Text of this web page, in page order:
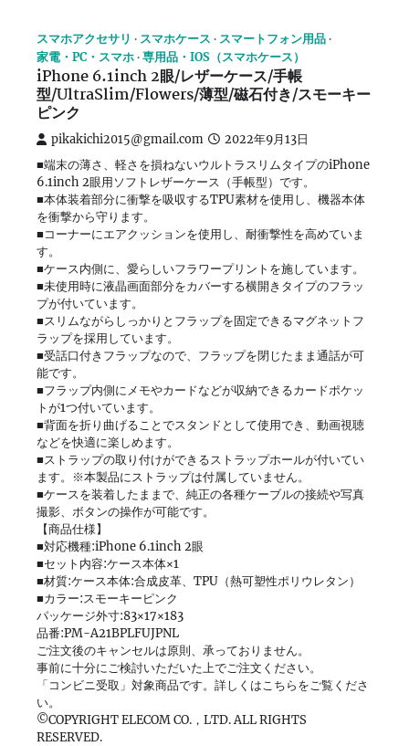
スマホアクセサリ スマホケース
スマートフォン用品
家電・PC・スマホ 専用品・IOS（スマホケース）
iPhone 6.1inch 2眼/レザーケース/手帳
型/UltraSlim/Flowers/薄型/磁石付き/スモーキー
ピンク
pikakichi2015@gmail.com 2022年9月13日
■端末の薄さ、軽さを損ねないウルトラスリムタイプのiPhone
6.1inch 2眼用ソフトレザーケース（手帳型）です。
■本体装着部分に衝撃を吸収するTPU素材を使用し、機器本体
を衝撃から守ります。
■コーナーにエアクッションを使用し、耐衝撃性を高めていま
す。
■ケース内側に、愛らしいフラワープリントを施しています。
■未使用時に液晶画面部分をカバーする横開きタイプのフラッ
プが付いています。
■スリムながらしっかりとフラップを固定できるマグネットフ
ラップを採用しています。
■受話口付きフラップなので、フラップを閉じたまま通話が可
能です。
■フラップ内側にメモやカードなどが収納できるカードポケッ
トが1つ付いています。
■背面を折り曲げることでスタンドとして使用でき、動画視聴
などを快適に楽しめます。
■ストラップの取り付けができるストラップホールが付いてい
ます。※本製品にストラップは付属していません。
■ケースを装着したままで、純正の各種ケーブルの接続や写真
撮影、ボタンの操作が可能です。
【商品仕様】
■対応機種:iPhone 6.1inch 2眼
■セット内容:ケース本体×1
■材質:ケース本体:合成皮革、TPU（熱可塑性ポリウレタン）
■カラー:スモーキーピンク
パッケージ外寸:83×17×183
品番:PM-A21BPLFUJPNL
ご注文後のキャンセルは原則、承っておりません。
事前に十分にご検討いただいた上でご注文ください。
「コンビニ受取」対象商品です。詳しくはこちらをご覧くださ
い。
©COPYRIGHT ELECOM CO.，LTD. ALL RIGHTS
RESERVED.